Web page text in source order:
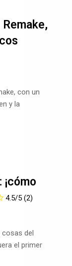
con un
y la
¡cómo
4.5/5 (2)
del
el primer